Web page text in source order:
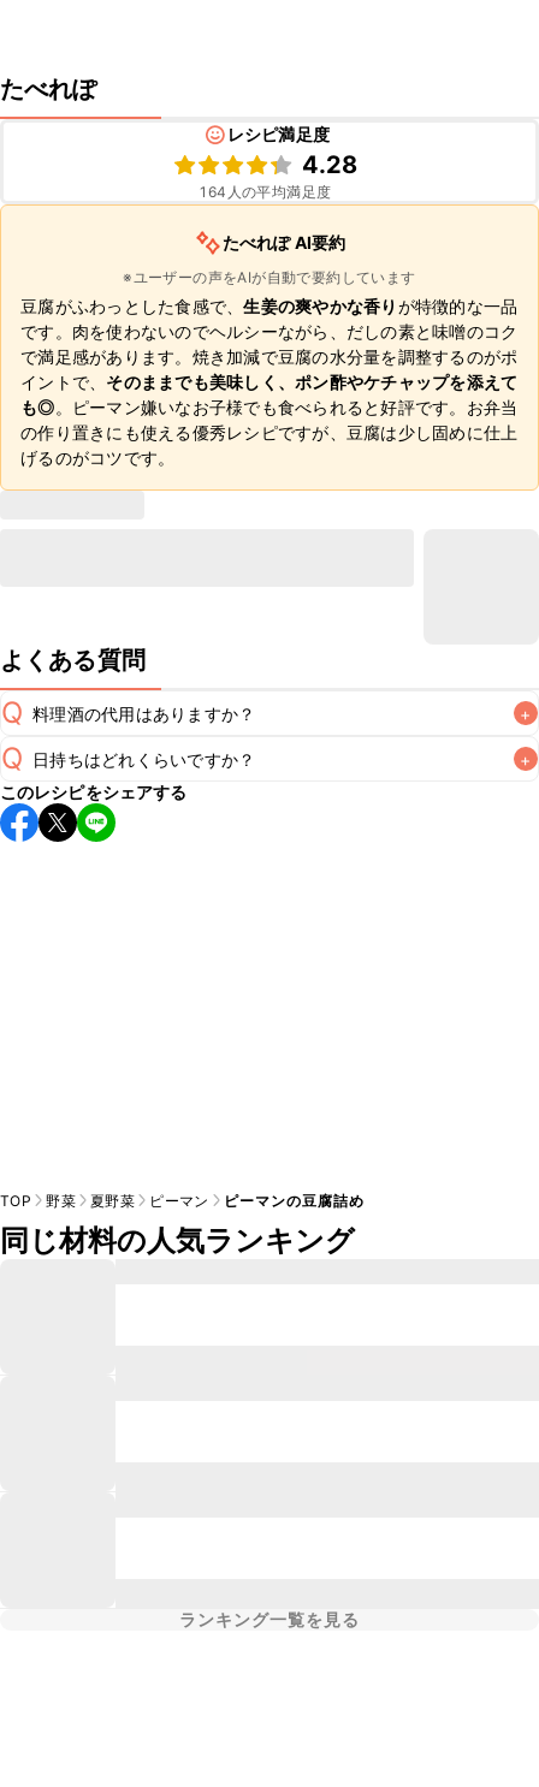
たべれぽ
レシピ満足度
4.28
164 人の平均満足度
たべれぽ AI要約
※ユーザーの声をAIが自動で要約しています
豆腐がふわっとした食感で、生姜の爽やかな香り が特徴的な一品
です。肉を使わないのでヘルシーながら、だしの素と味噌のコク
で満足感があります。焼き加減で豆腐の水分量を調整するのがポ
イントで、 そのままでも美味しく、ポン酢やケチャップを添えて
も◎。ピーマン嫌いなお子様でも食べられると好評です。お弁当
の作り置きにも使える優秀レシピですが、豆腐は少し固めに仕上
げるのがコツです。
よくある質問
Q 料理酒の代用はありますか？ +
A
Q 日持ちはどれくらいですか？ +
保存期間は冷蔵で翌日中が目安です。なるべくお早めにお召
し上がりください。
このレシピをシェアする
TOP 野菜 夏野菜 ピーマン ピーマンの豆腐詰め
同じ材料の人気ランキング
ランキング一覧を見る